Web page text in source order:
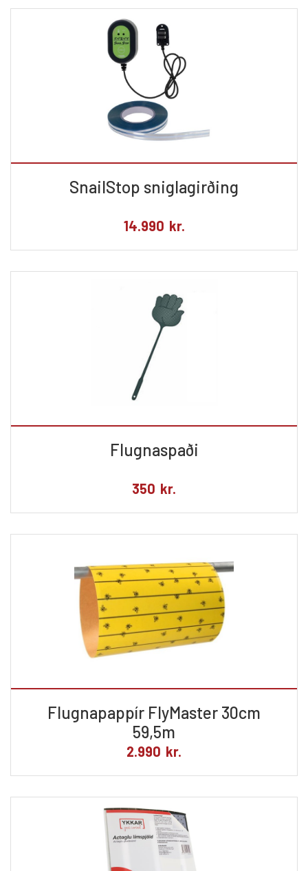
SnailStop sniglagirðing
14.990 kr.
Flugnaspaði
350 kr.
Flugnapappír FlyMaster 30cm
59,5m
2.990 kr.